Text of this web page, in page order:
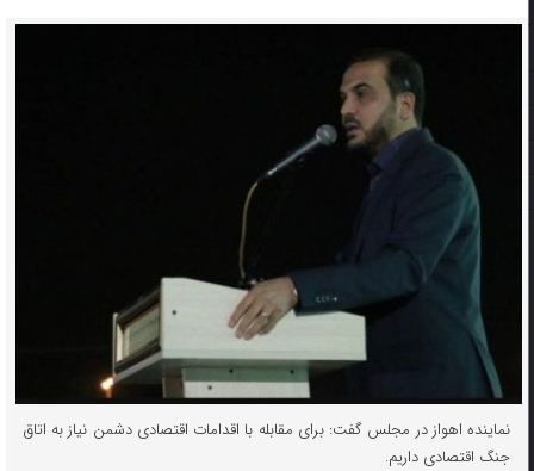
نماینده اهواز در مجلس گفت: برای مقابله با اقدامات اقتصادی دشمن نیاز به اتاق
جنگ اقتصادی داریم.